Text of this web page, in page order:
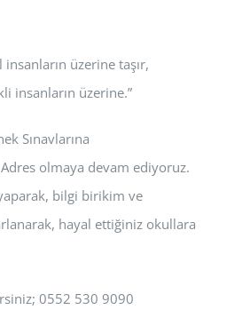
üzerine taşır,
insanların üzerine.”
Sınavlarına
Adres olmaya devam ediyoruz.
bilgi birikim ve
hayal ettiğiniz okullara
0552 530 9090